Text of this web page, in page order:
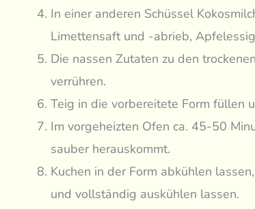
In einer anderen Schüssel
Limettensaft und -abrieb,
Die nassen Zutaten zu den
verrühren.
Teig in die vorbereitete Form füllen
Im vorgeheizten Ofen ca. 45-50
sauber herauskommt.
Kuchen in der Form abkühlen
und vollständig auskühlen lassen.